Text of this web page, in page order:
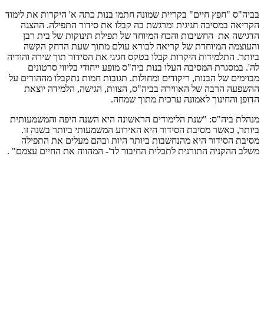
בביה"ס "חפץ חיים" בקריית שמונה חתמו בנות כתה א' היקרות את לימוד
הקריאה במסיבה חגיגית ומרגשת בה קבלו את סידור התפילה. ההצגה
הדגישה את החשיבות והכח המיוחד של תפילת תינוקות של בית רבן
והעוצמה המיוחדת של קריאה לבורא עולם מתוך שעת הדחק הקשה
ביותר. התלמידות היקרות קבלו בטקס חגיגי את הסידור תוך שירה והודיה
לה'. במסגרת המסיבה העלו בנות ביה"ס מופע ייחודי בליווי סרטונים
מבוימים של הבנות, ריקודים ומחולות. תגובות חמות נתקבלו מההורים על
ההשפעה הרבה של האווירה בביה"ס, הצוות, הגישה, הלמידה יוצאת
הדופן והחינוך לאמונה ערכית מתוך שמחה.
מנהלת ביה"ס: "שנת הלימודים הראשונה היא השנה היפה והמשמעותית
ביותר, כאשר מסיבת הסידור היא האירוע המשמעותי ביותר בשנה זו.
מסיבת הסידור היא מהנחשבות ביותר היות ובהם מעלים את התפילה
משלב ההקניה התורנית לתכלית החיבור לד'- המהווה את החיים עצמם" .